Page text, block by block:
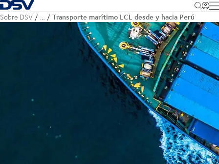
Volver a la página principal
Sobre DSV … Transporte marítimo LCL desde y hacia Perú